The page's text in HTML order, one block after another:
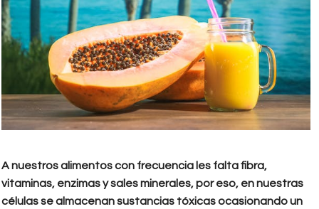
A nuestros alimentos con frecuencia les falta fibra,
vitaminas, enzimas y sales minerales, por eso, en nuestras
células se almacenan sustancias tóxicas ocasionando un